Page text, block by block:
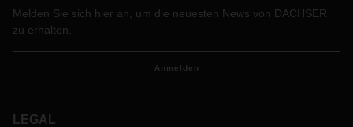
Melden Sie sich hier an, um die neuesten News von DACHSER
zu erhalten.
Anmelden
LEGAL